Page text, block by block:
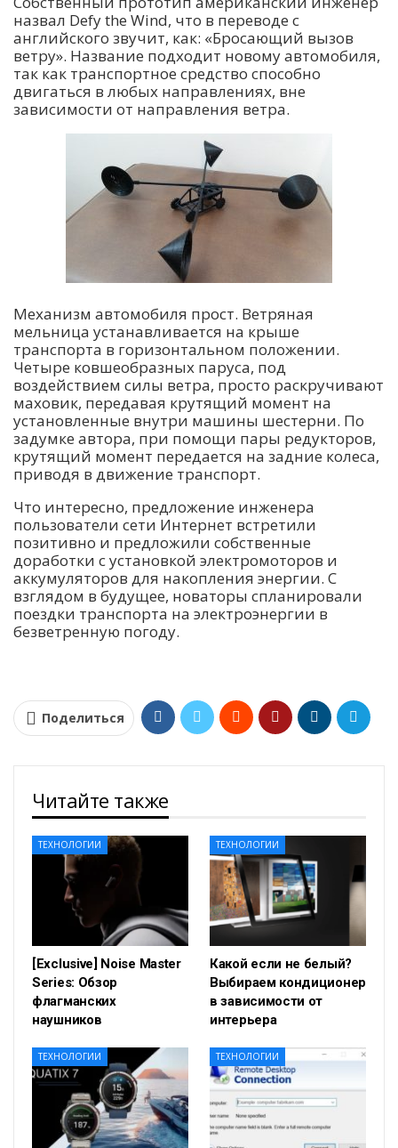
назвал Defy the Wind, что в переводе с
английского звучит, как: «Бросающий вызов
ветру». Название подходит новому автомобиля,
так как транспортное средство способно
двигаться в любых направлениях, вне
зависимости от направления ветра.
Механизм автомобиля прост. Ветряная
мельница устанавливается на крыше
транспорта в горизонтальном положении.
Четыре ковшеобразных паруса, под
воздействием силы ветра, просто раскручивают
маховик, передавая крутящий момент на
установленные внутри машины шестерни. По
задумке автора, при помощи пары редукторов,
крутящий момент передается на задние колеса,
приводя в движение транспорт.
Что интересно, предложение инженера
пользователи сети Интернет встретили
позитивно и предложили собственные
доработки с установкой электромоторов и
аккумуляторов для накопления энергии. С
взглядом в будущее, новаторы спланировали
поездки транспорта на электроэнергии в
безветренную погоду.
Поделиться
Читайте также
ТЕХНОЛОГИИ
[Exclusive] Noise Master
Series: Обзор
флагманских
наушников
ТЕХНОЛОГИИ
Какой если не белый?
Выбираем кондиционер
в зависимости от
интерьера
ТЕХНОЛОГИИ ТЕХНОЛОГИИ